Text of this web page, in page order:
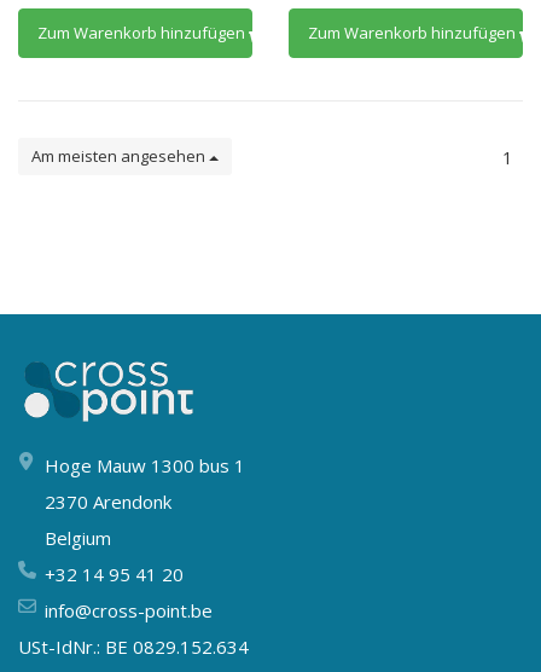
Zum Warenkorb hinzufügen Zum Warenkorb hinzufügen
Am meisten angesehen 1
Hoge Mauw 1300 bus 1
2370 Arendonk
Belgium
+32 14 95 41 20
info@cross-point.be
USt-IdNr.: BE 0829.152.634